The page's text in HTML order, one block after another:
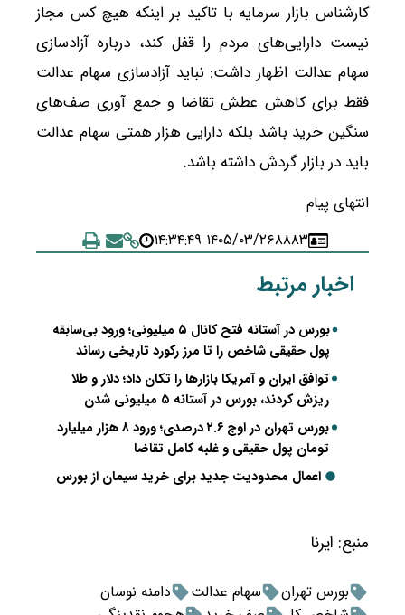
کارشناس بازار سرمایه با تاکید بر اینکه هیچ کس مجاز
نیست دارایی‌های مردم را قفل کند، درباره آزادسازی
سهام عدالت اظهار داشت: نباید آزادسازی سهام عدالت
فقط برای کاهش عطش تقاضا و جمع آوری صف‌های
سنگین خرید باشد بلکه دارایی هزار همتی سهام عدالت
باید در بازار گردش داشته باشد.
انتهای پیام
۸۸۸۳۱۴۰۵/۰۳/۲۶ ۱۴:۳۴:۴۹
اخبار مرتبط
بورس در آستانه فتح کانال ۵ میلیونی؛ ورود بی‌سابقه
پول حقیقی شاخص را تا مرز رکورد تاریخی رساند
توافق ایران و آمریکا بازارها را تکان داد؛ دلار و طلا
ریزش کردند، بورس در آستانه ۵ میلیونی شدن
بورس تهران در اوج ۲.۶ درصدی؛ ورود ۸ هزار میلیارد
تومان پول حقیقی و غلبه کامل تقاضا
اعمال محدودیت جدید برای خرید سیمان از بورس
منبع: ایرنا
بورس تهران سهام عدالت
دامنه نوسان